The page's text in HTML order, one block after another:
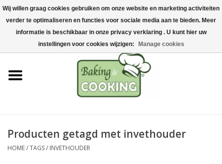
Home
Bak-& kookgerei
Machines & onderdelen
Chocolade & ijsbereiding
Hygiëne & opslag
Producten getagd met invethouder
HOME/TAGS/ INVETHOUDER
Wij willen graag cookies gebruiken om onze website en marketing activiteiten
verder te optimaliseren en functies voor sociale media aan te bieden. Meer
informatie is beschikbaar in onze privacy verklaring . U kunt hier uw
instellingen voor cookies wijzigen:
Manage cookies